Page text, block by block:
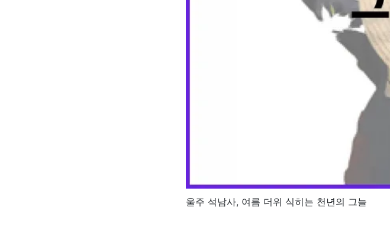
울주 석남사, 여름 더위 식히는 천년의 그늘